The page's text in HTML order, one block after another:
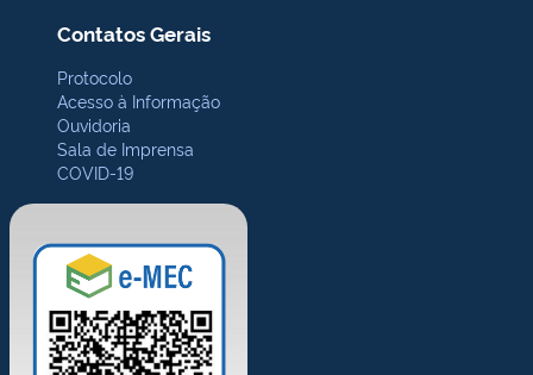
Contatos Gerais
Protocolo
Acesso à Informação
Ouvidoria
Sala de Imprensa
COVID-19